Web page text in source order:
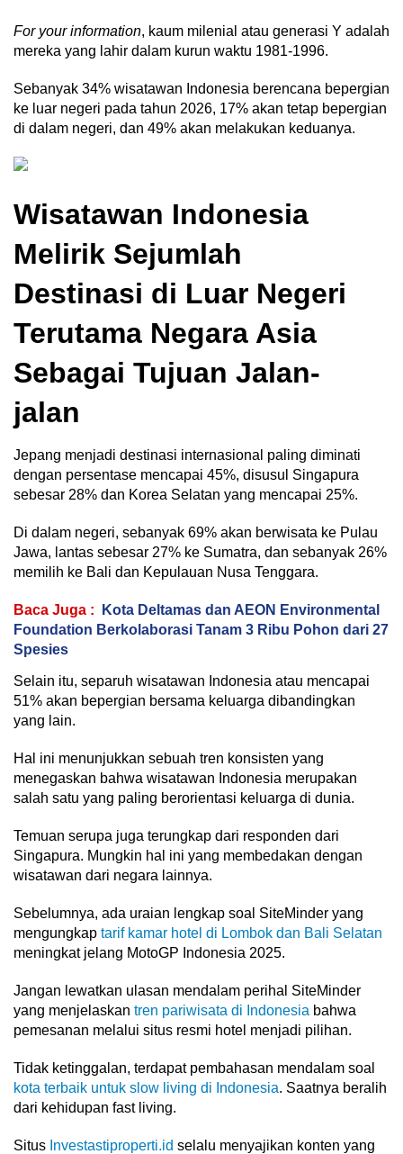
For your information, kaum milenial atau generasi Y adalah
mereka yang lahir dalam kurun waktu 1981-1996.
Sebanyak 34% wisatawan Indonesia berencana bepergian
ke luar negeri pada tahun 2026, 17% akan tetap bepergian
di dalam negeri, dan 49% akan melakukan keduanya.
Wisatawan Indonesia
Melirik Sejumlah
Destinasi di Luar Negeri
Terutama Negara Asia
Sebagai Tujuan Jalan-
jalan
Jepang menjadi destinasi internasional paling diminati
dengan persentase mencapai 45%, disusul Singapura
sebesar 28% dan Korea Selatan yang mencapai 25%.
Di dalam negeri, sebanyak 69% akan berwisata ke Pulau
Jawa, lantas sebesar 27% ke Sumatra, dan sebanyak 26%
memilih ke Bali dan Kepulauan Nusa Tenggara.
Baca Juga :
Kota Deltamas dan AEON Environmental
Foundation Berkolaborasi Tanam 3 Ribu Pohon dari 27
Spesies
Selain itu, separuh wisatawan Indonesia atau mencapai
51% akan bepergian bersama keluarga dibandingkan
yang lain.
Hal ini menunjukkan sebuah tren konsisten yang
menegaskan bahwa wisatawan Indonesia merupakan
salah satu yang paling berorientasi keluarga di dunia.
Temuan serupa juga terungkap dari responden dari
Singapura. Mungkin hal ini yang membedakan dengan
wisatawan dari negara lainnya.
Sebelumnya, ada uraian lengkap soal SiteMinder yang
mengungkap tarif kamar hotel di Lombok dan Bali Selatan
meningkat jelang MotoGP Indonesia 2025.
Jangan lewatkan ulasan mendalam perihal SiteMinder
yang menjelaskan tren pariwisata di Indonesia bahwa
pemesanan melalui situs resmi hotel menjadi pilihan.
Tidak ketinggalan, terdapat pembahasan mendalam soal
kota terbaik untuk slow living di Indonesia. Saatnya beralih
dari kehidupan fast living.
Situs Investastiproperti.id selalu menyajikan konten yang